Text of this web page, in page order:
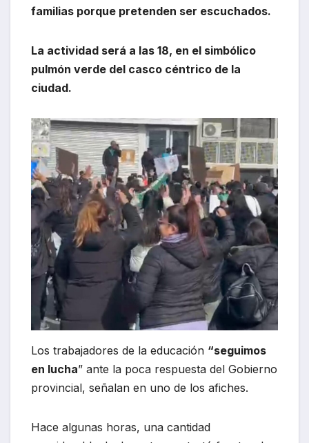
familias porque pretenden ser escuchados.
La actividad será a las 18, en el simbólico
pulmón verde del casco céntrico de la
ciudad.
Los trabajadores de la educación “seguimos
en lucha” ante la poca respuesta del Gobierno
provincial, señalan en uno de los afiches.
Hace algunas horas, una cantidad